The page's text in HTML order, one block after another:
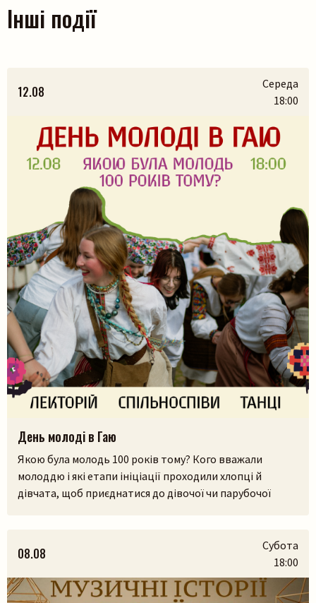
Інші події
12.08
Середа
18:00
День молоді в Гаю
Якою була молодь 100 років тому? Кого вважали
молоддю і які етапи ініціації проходили хлопці й
дівчата, щоб приєднатися до дівочої чи парубочої
дівоцтво і парубоцтво в українській традиції з
проєктом «Домів», […]
08.08
Субота
18:00